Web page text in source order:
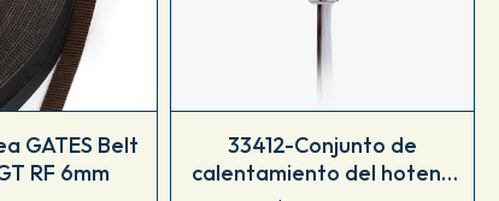
GATES Belt
RF 6mm
33412-Conjunto de
calentamiento del hotend